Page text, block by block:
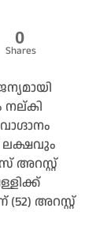
0
Shares
നല്കി
ലക്ഷവും
അറസ്റ്റ്
അറസ്റ്റ്